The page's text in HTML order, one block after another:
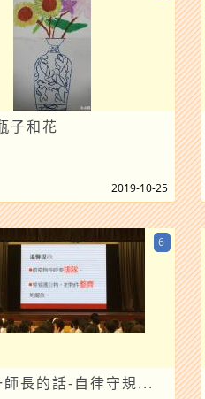
子和花
2019-10-25
長的話-自律守規...
6